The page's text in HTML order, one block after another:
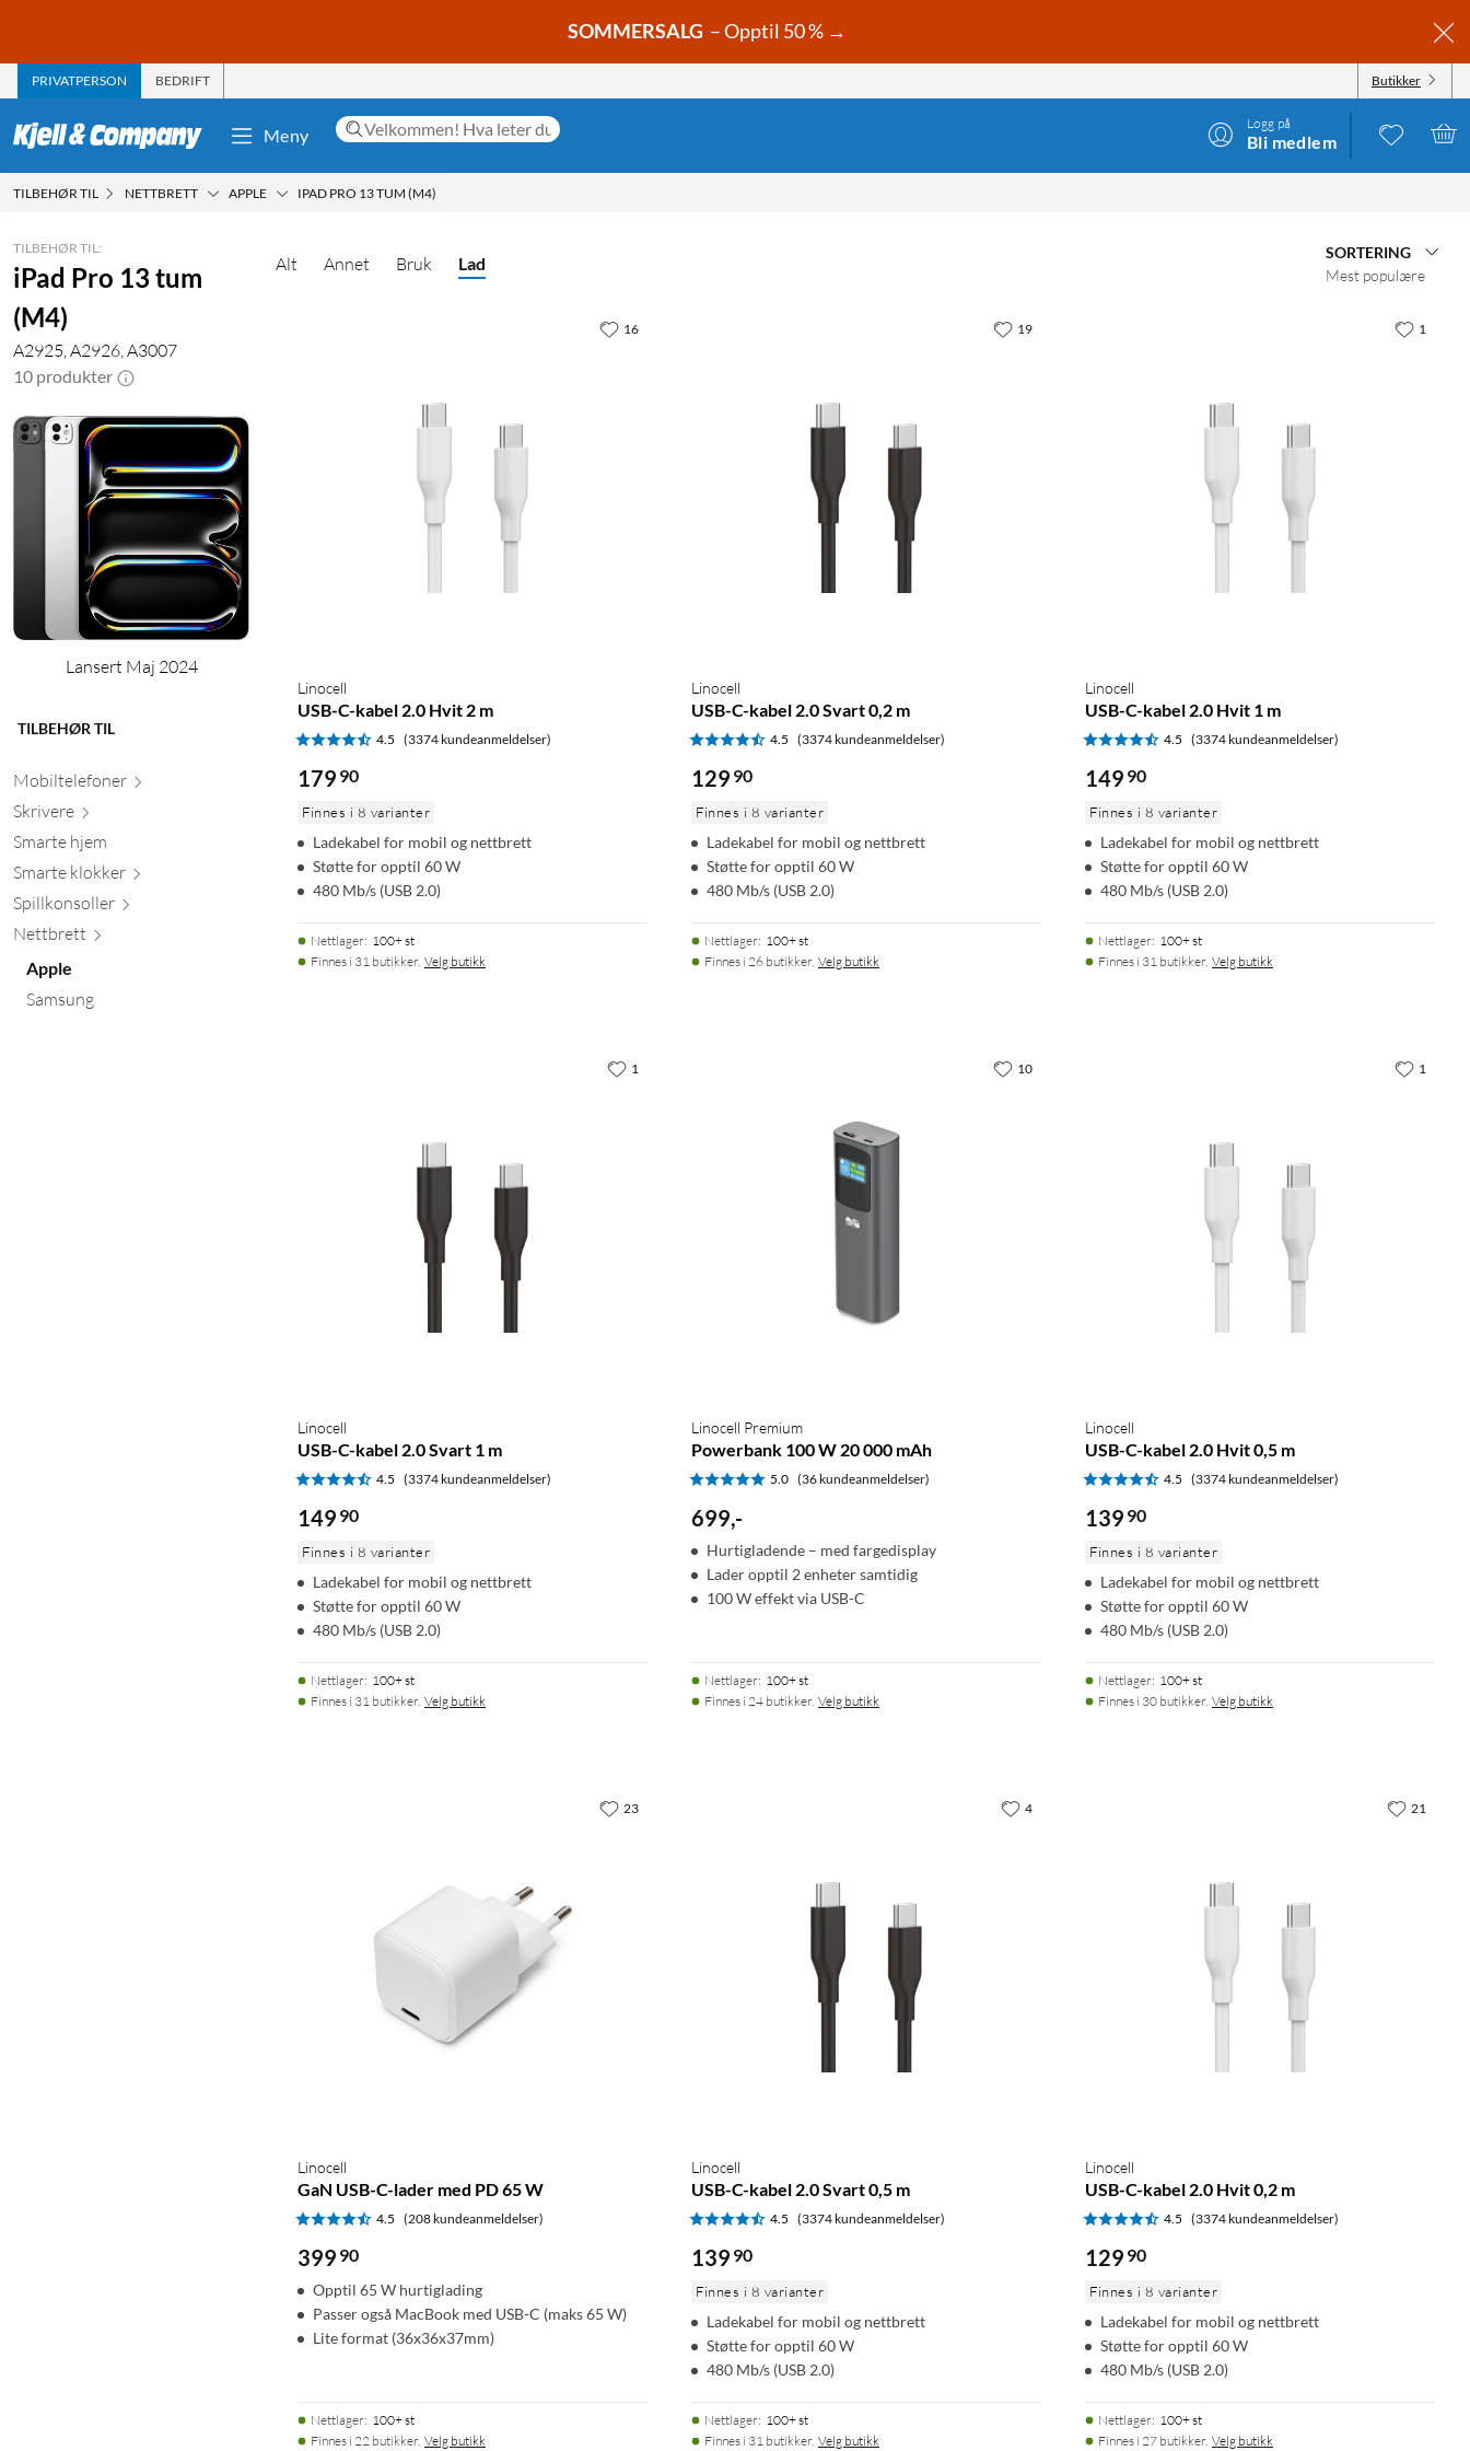
SOMMERSALG – Opptil 50 % →
PRIVATPERSON BEDRIFT Butikker
Meny
Logg på
Bli medlem
TILBEHØR TIL NETTBRETT APPLE IPAD PRO 13 TUM (M4)
TILBEHØR TIL:
iPad Pro 13 tum
(M4)
A2925, A2926, A3007
10 produkter
Lansert Maj 2024
TILBEHØR TIL
Mobiltelefoner
Skrivere
Smarte hjem
Smarte klokker
Spillkonsoller
Nettbrett
Apple
Samsung
Alt Annet Bruk Lad
SORTERING
Mest populære
Linocell
USB-C-kabel 2.0 Hvit 2 m
4.5 (3374 kundeanmeldelser)
179 90
Finnes i 8 varianter
Ladekabel for mobil og nettbrett
Støtte for opptil 60 W
480 Mb/s (USB 2.0)
Nettlager: 100+ st
Finnes i 31 butikker. Velg butikk
16
Linocell
USB-C-kabel 2.0 Svart 0,2 m
4.5 (3374 kundeanmeldelser)
129 90
Finnes i 8 varianter
Ladekabel for mobil og nettbrett
Støtte for opptil 60 W
480 Mb/s (USB 2.0)
Nettlager: 100+ st
Finnes i 26 butikker. Velg butikk
19
Linocell
USB-C-kabel 2.0 Hvit 1 m
4.5 (3374 kundeanmeldelser)
149 90
Finnes i 8 varianter
Ladekabel for mobil og nettbrett
Støtte for opptil 60 W
480 Mb/s (USB 2.0)
Nettlager: 100+ st
Finnes i 31 butikker. Velg butikk
1
Linocell
USB-C-kabel 2.0 Svart 1 m
4.5 (3374 kundeanmeldelser)
149 90
Finnes i 8 varianter
Ladekabel for mobil og nettbrett
Støtte for opptil 60 W
480 Mb/s (USB 2.0)
Nettlager: 100+ st
Finnes i 31 butikker. Velg butikk
1
Linocell Premium
Powerbank 100 W 20 000 mAh
5.0 (36 kundeanmeldelser)
699,-
Hurtigladende – med fargedisplay
Lader opptil 2 enheter samtidig
100 W effekt via USB-C
Nettlager: 100+ st
Finnes i 24 butikker. Velg butikk
10
Linocell
USB-C-kabel 2.0 Hvit 0,5 m
4.5 (3374 kundeanmeldelser)
139 90
Finnes i 8 varianter
Ladekabel for mobil og nettbrett
Støtte for opptil 60 W
480 Mb/s (USB 2.0)
Nettlager: 100+ st
Finnes i 30 butikker. Velg butikk
1
Linocell
GaN USB-C-lader med PD 65 W
4.5 (208 kundeanmeldelser)
399 90
Opptil 65 W hurtiglading
Passer også MacBook med USB-C (maks 65 W)
Lite format (36x36x37mm)
Nettlager: 100+ st
Finnes i 22 butikker. Velg butikk
23
Linocell
USB-C-kabel 2.0 Svart 0,5 m
4.5 (3374 kundeanmeldelser)
139 90
Finnes i 8 varianter
Ladekabel for mobil og nettbrett
Støtte for opptil 60 W
480 Mb/s (USB 2.0)
Nettlager: 100+ st
Finnes i 31 butikker. Velg butikk
4
Linocell
USB-C-kabel 2.0 Hvit 0,2 m
4.5 (3374 kundeanmeldelser)
129 90
Finnes i 8 varianter
Ladekabel for mobil og nettbrett
Støtte for opptil 60 W
480 Mb/s (USB 2.0)
Nettlager: 100+ st
Finnes i 27 butikker. Velg butikk
21